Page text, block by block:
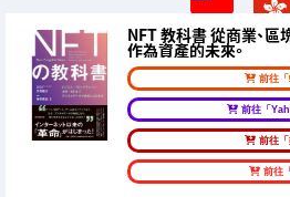
NFT 教科書 從商業、區
作為資產的未來。
前往
前往「
前往
前往